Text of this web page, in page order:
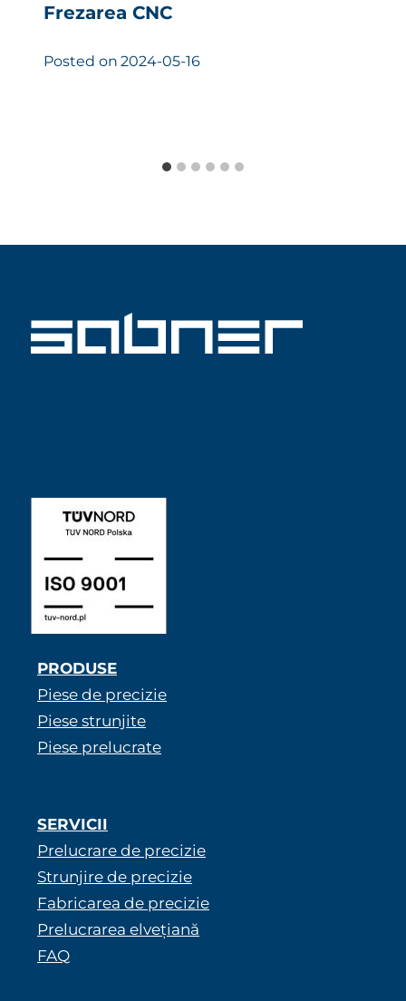
Frezarea CNC
Posted on 2024-05-16
PRODUSE
Piese de precizie
Piese strunjite
Piese prelucrate
SERVICII
Prelucrare de precizie
Strunjire de precizie
Fabricarea de precizie
Prelucrarea elvețiană
FAQ